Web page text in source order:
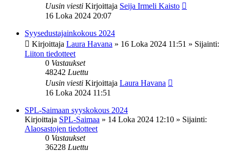
Uusin viesti Kirjoittaja Seija Irmeli Kaisto
16 Loka 2024 20:07
Syysedustajainkokous 2024
Kirjoittaja Laura Havana » 16 Loka 2024 11:51 » Sijainti:
Liiton tiedotteet
0 Vastaukset
48242 Luettu
Uusin viesti Kirjoittaja Laura Havana
16 Loka 2024 11:51
SPL-Saimaan syyskokous 2024
Kirjoittaja SPL-Saimaa » 14 Loka 2024 12:10 » Sijainti:
Alaosastojen tiedotteet
0 Vastaukset
36228 Luettu